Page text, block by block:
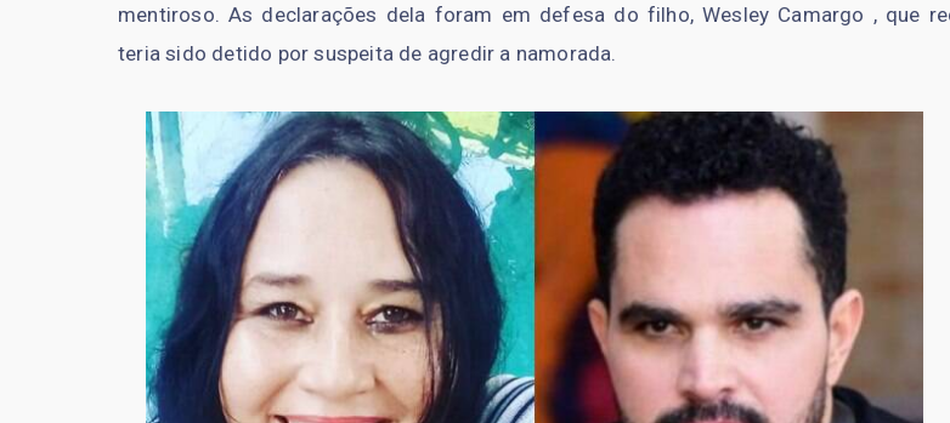
mentiroso. As declarações dela foram em defesa do filho, Wesley Camargo , que
teria sido detido por suspeita de agredir a namorada.